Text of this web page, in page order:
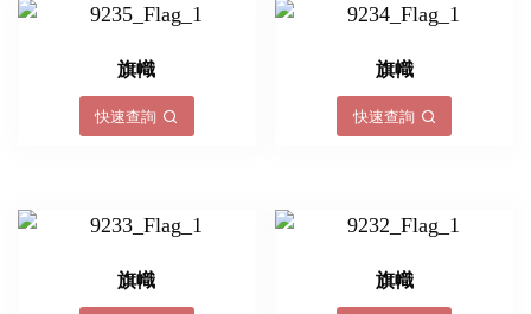
旗幟
快速查詢
旗幟
快速查詢
旗幟 旗幟